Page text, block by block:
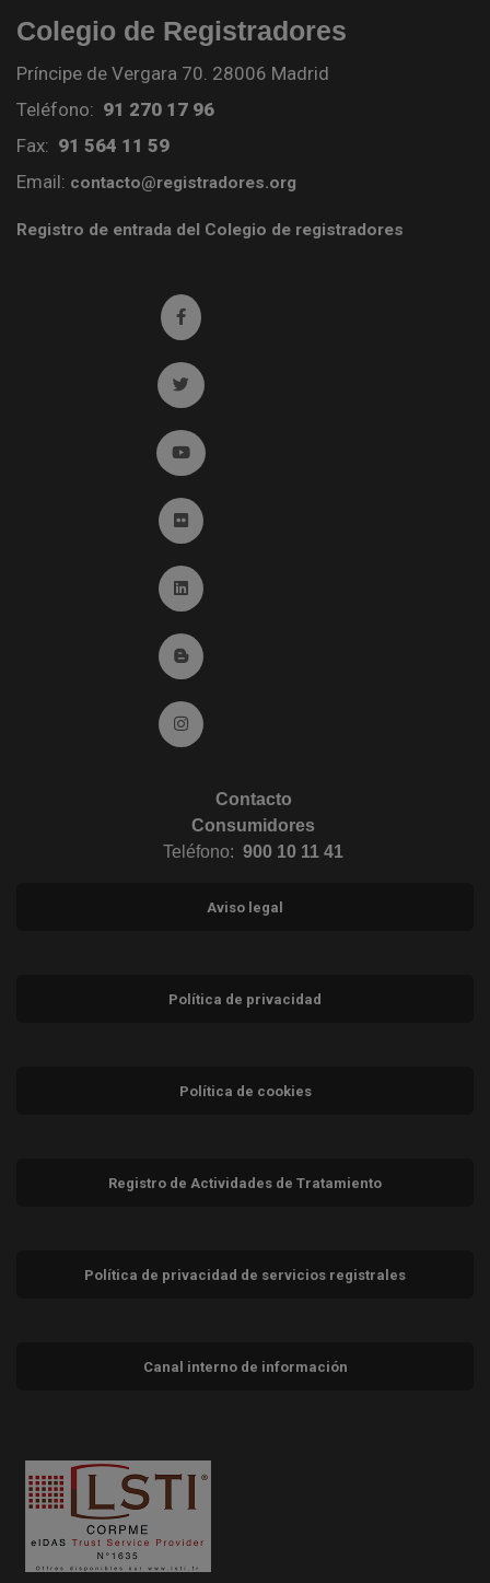
Colegio de Registradores
Príncipe de Vergara 70. 28006 Madrid
Teléfono: 91 270 17 96
Fax: 91 564 11 59
Email: contacto@registradores.org
Registro de entrada del Colegio de registradores
Ir a facebook (abre en ventana nueva)
Ir a twitter (abre en ventana nueva)
Ir a YouTube (abre en ventana nueva)
Ir a Flickr (abre en ventana nueva)
Ir a Linkedin (abre en ventana nueva)
Ir al Blog (abre en ventana nueva)
Ir a Instagram (abre en ventana nueva)
Contacto
Consumidores
Teléfono: 900 10 11 41
Aviso legal
Política de privacidad
Política de cookies
Registro de Actividades de Tratamiento
Política de privacidad de servicios registrales
Canal interno de información